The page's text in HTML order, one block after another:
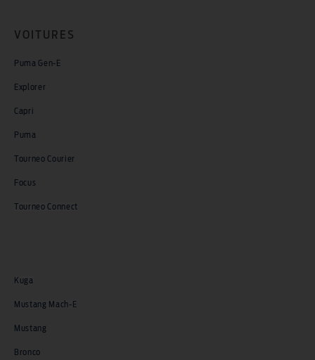
VOITURES
Puma Gen-E
Explorer
Capri
Puma
Tourneo Courier
Focus
Tourneo Connect
Kuga
Mustang Mach-E
Mustang
Bronco